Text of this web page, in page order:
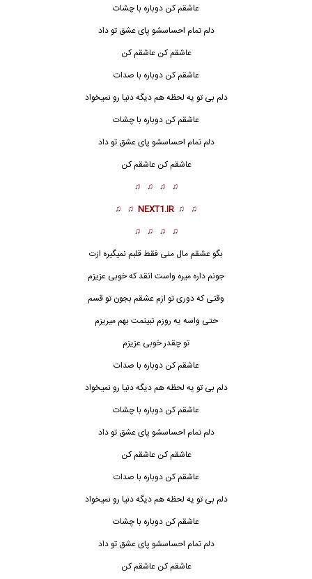
عاشقم کن دوباره با چشات
دلم تمام احساسشو پای عشق تو داد
عاشقم کن عاشقم کن
عاشقم کن دوباره با صدات
دلم بی تو یه لحظه هم دیگه دنیا رو نمیخواد
عاشقم کن دوباره با چشات
دلم تمام احساسشو پای عشق تو داد
عاشقم کن عاشقم کن
♫ ♫ ♫ ♫
♫ ♫
NEXT1.IR
♫ ♫
♫ ♫ ♫ ♫
بگو عشقم مال منی فقط قلبم نمیگیره ازت
جونم داره میره واست انقد که خوبی عزیزم
وقتی که دوری تو ازم عشقم بجون تو قسم
حتی واسه یه روزم نبینمت بهم میریزم
تو چقدر خوبی عزیزم
عاشقم کن دوباره با صدات
دلم بی تو یه لحظه هم دیگه دنیا رو نمیخواد
عاشقم کن دوباره با چشات
دلم تمام احساسشو پای عشق تو داد
عاشقم کن عاشقم کن
عاشقم کن دوباره با صدات
دلم بی تو یه لحظه هم دیگه دنیا رو نمیخواد
عاشقم کن دوباره با چشات
دلم تمام احساسشو پای عشق تو داد
عاشقم کن عاشقم کن